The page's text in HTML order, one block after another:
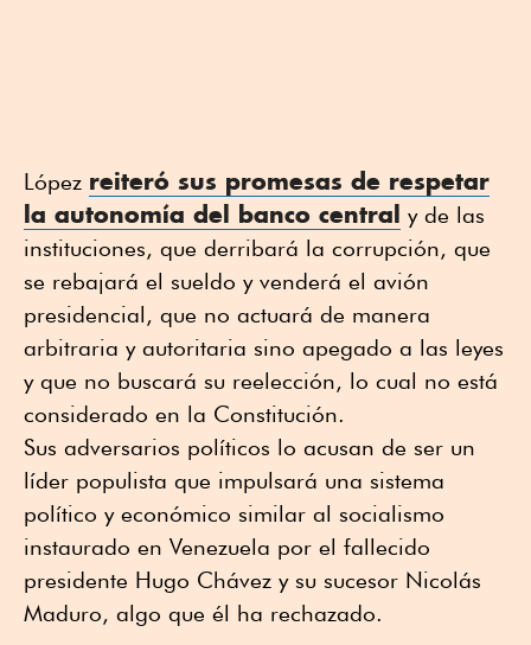
López reiteró sus promesas de respetar
la autonomía del banco central y de las
instituciones, que derribará la corrupción, que
se rebajará el sueldo y venderá el avión
presidencial, que no actuará de manera
arbitraria y autoritaria sino apegado a las leyes
y que no buscará su reelección, lo cual no está
considerado en la Constitución.
Sus adversarios políticos lo acusan de ser un
líder populista que impulsará una sistema
político y económico similar al socialismo
instaurado en Venezuela por el fallecido
presidente Hugo Chávez y su sucesor Nicolás
Maduro, algo que él ha rechazado.